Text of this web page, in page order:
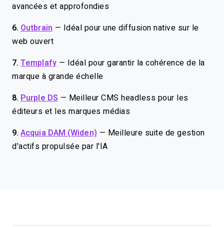
avancées et approfondies
6. Outbrain —
Idéal pour une diffusion native sur le
web ouvert
7. Templafy —
Idéal pour garantir la cohérence de la
marque à grande échelle
8. Purple DS — Meilleur CMS headless pour les
éditeurs et les marques médias
9. Acquia DAM (Widen) — Meilleure suite de gestion
d'actifs propulsée par l'IA